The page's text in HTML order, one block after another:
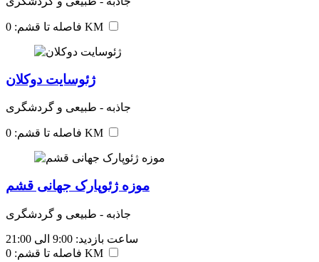
فاصله تا قشم: 0 KM
ژئوسایت دوکلان
جاذبه - طبیعی و گردشگری
فاصله تا قشم: 0 KM
موزه ژئوپارک جهانی قشم
جاذبه - طبیعی و گردشگری
ساعت بازدید: 9:00 الی 21:00
فاصله تا قشم: 0 KM